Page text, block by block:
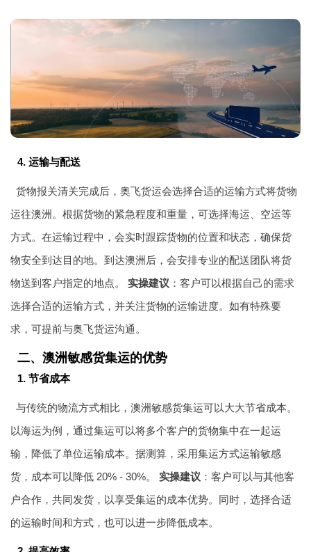
4. 运输与配送
货物报关清关完成后，奥飞货运会选择合适的运输方式将货物
运往澳洲。根据货物的紧急程度和重量，可选择海运、空运等
方式。在运输过程中，会实时跟踪货物的位置和状态，确保货
物安全到达目的地。到达澳洲后，会安排专业的配送团队将货
物送到客户指定的地点。 实操建议 ：客户可以根据自己的需求
选择合适的运输方式，并关注货物的运输进度。如有特殊要
求，可提前与奥飞货运沟通。
二、澳洲敏感货集运的优势
1. 节省成本
与传统的物流方式相比，澳洲敏感货集运可以大大节省成本。
以海运为例，通过集运可以将多个客户的货物集中在一起运
输，降低了单位运输成本。据测算，采用集运方式运输敏感
货，成本可以降低 20% - 30%。 实操建议 ：客户可以与其他客
户合作，共同发货，以享受集运的成本优势。同时，选择合适
的运输时间和方式，也可以进一步降低成本。